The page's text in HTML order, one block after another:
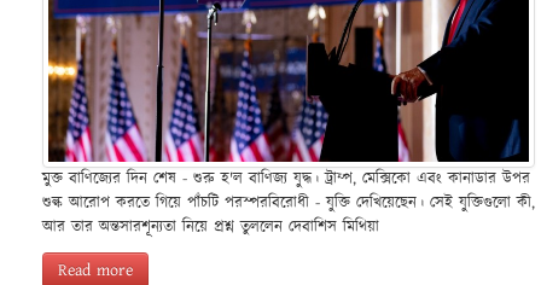
মুক্ত বাণিজ্যের দিন শেষ - শুরু হ'ল বাণিজ্য যুদ্ধ। ট্রাম্প, মেক্সিকো এবং কানাডার উপর
শুল্ক আরোপ করতে গিয়ে পাঁচটি পরস্পরবিরোধী - যুক্তি দেখিয়েছেন। সেই যুক্তিগুলো কী,
আর তার অন্তসারশূন্যতা নিয়ে প্রশ্ন তুললেন দেবাশিস মিথিয়া
Read more